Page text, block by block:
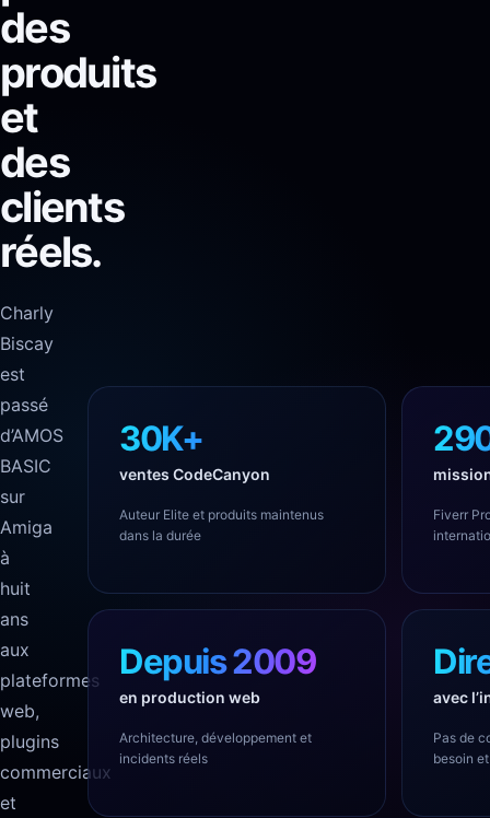
des
produits
et
des
clients
réels.
Charly
Biscay
est
passé
d’AMOS
BASIC
sur
Amiga
à
huit
ans
aux
plateformes
web,
plugins
commerciaux
et
30K+
ventes CodeCanyon
Auteur Elite et produits maintenus
dans la durée
Fiverr
Depuis 2009
en production web
Architecture, développement et
incidents réels
avec
Pas de
besoin